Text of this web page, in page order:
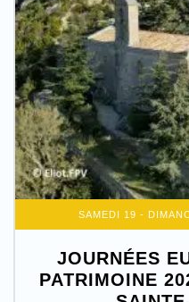
SAMEDI 19 -
JOURNÉES
PATRIMOINE